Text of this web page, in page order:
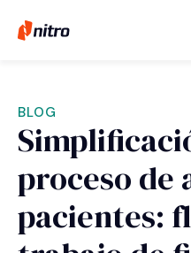
BLOG
proceso de
pacientes: